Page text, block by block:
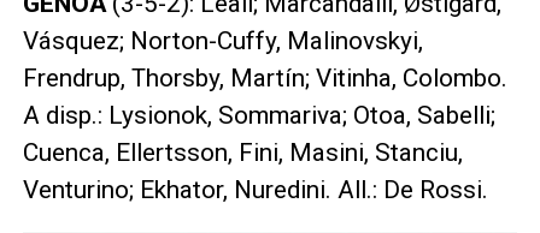
Vásquez; Norton-Cuffy, Malinovskyi,
Frendrup, Thorsby, Martín; Vitinha, Colombo.
A disp.: Lysionok, Sommariva; Otoa, Sabelli;
Cuenca, Ellertsson, Fini, Masini, Stanciu,
Venturino; Ekhator, Nuredini. All.: De Rossi.